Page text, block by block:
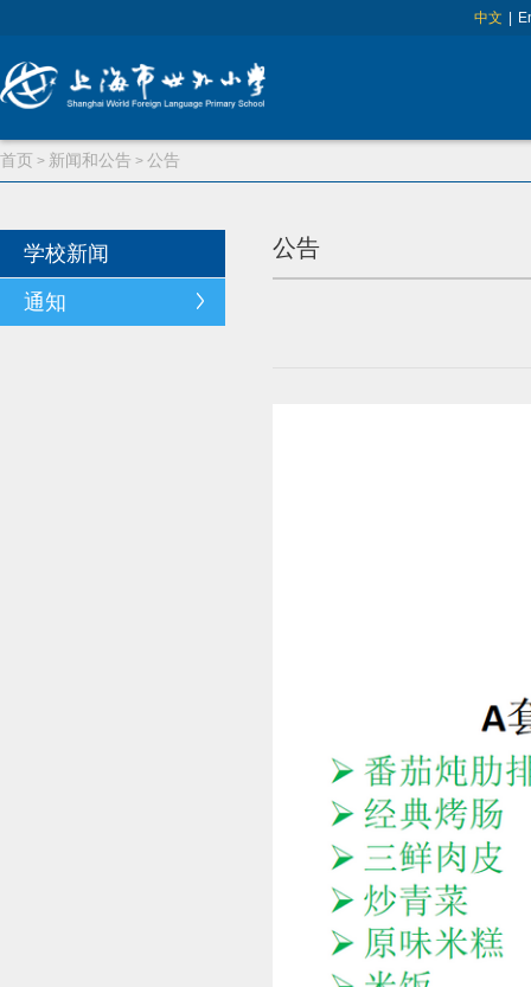
中文
首页 > 新闻和公告 > 公告
学校新闻
通知
公告